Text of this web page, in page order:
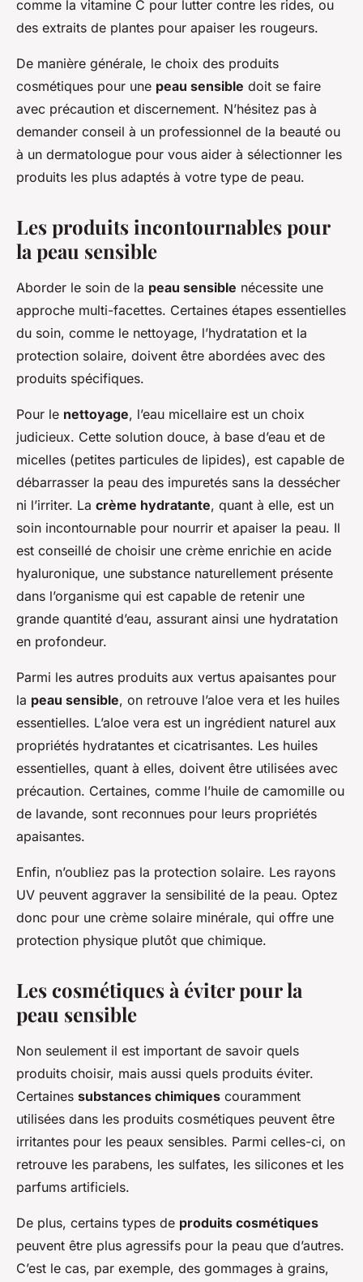
comme la vitamine C pour lutter contre les rides, ou
des extraits de plantes pour apaiser les rougeurs.
De manière générale, le choix des produits
cosmétiques pour une peau sensible doit se faire
avec précaution et discernement. N’hésitez pas à
demander conseil à un professionnel de la beauté ou
à un dermatologue pour vous aider à sélectionner les
produits les plus adaptés à votre type de peau.
Les produits incontournables pour
la peau sensible
Aborder le soin de la peau sensible nécessite une
approche multi-facettes. Certaines étapes essentielles
du soin, comme le nettoyage, l’hydratation et la
protection solaire, doivent être abordées avec des
produits spécifiques.
Pour le nettoyage, l’eau micellaire est un choix
judicieux. Cette solution douce, à base d’eau et de
micelles (petites particules de lipides), est capable de
débarrasser la peau des impuretés sans la dessécher
ni l’irriter. La crème hydratante, quant à elle, est un
soin incontournable pour nourrir et apaiser la peau. Il
est conseillé de choisir une crème enrichie en acide
hyaluronique, une substance naturellement présente
dans l’organisme qui est capable de retenir une
grande quantité d’eau, assurant ainsi une hydratation
en profondeur.
Parmi les autres produits aux vertus apaisantes pour
la peau sensible, on retrouve l’aloe vera et les huiles
essentielles. L’aloe vera est un ingrédient naturel aux
propriétés hydratantes et cicatrisantes. Les huiles
essentielles, quant à elles, doivent être utilisées avec
précaution. Certaines, comme l’huile de camomille ou
de lavande, sont reconnues pour leurs propriétés
apaisantes.
Enfin, n’oubliez pas la protection solaire. Les rayons
UV peuvent aggraver la sensibilité de la peau. Optez
donc pour une crème solaire minérale, qui offre une
protection physique plutôt que chimique.
Les cosmétiques à éviter pour la
peau sensible
Non seulement il est important de savoir quels
produits choisir, mais aussi quels produits éviter.
Certaines substances chimiques couramment
utilisées dans les produits cosmétiques peuvent être
irritantes pour les peaux sensibles. Parmi celles-ci, on
retrouve les parabens, les sulfates, les silicones et les
parfums artificiels.
De plus, certains types de produits cosmétiques
peuvent être plus agressifs pour la peau que d’autres.
C’est le cas, par exemple, des gommages à grains,